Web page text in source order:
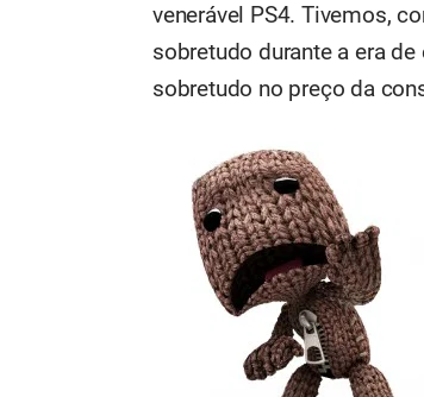
venerável PS4. Tivemos,
sobretudo durante a era
sobretudo no preço da